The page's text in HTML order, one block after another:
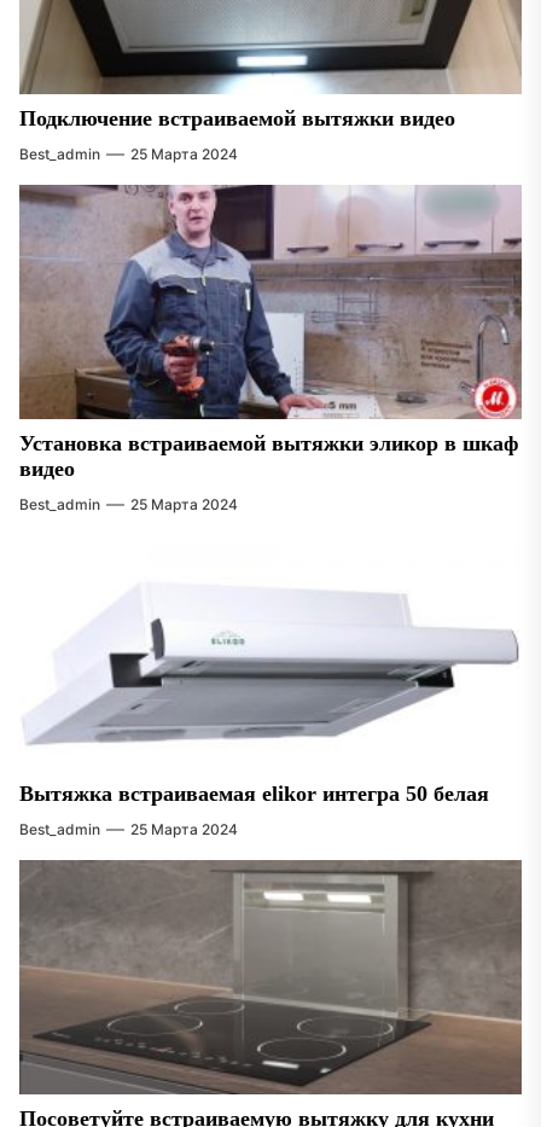
Подключение встраиваемой вытяжки видео
Best_admin 25 Марта 2024
Установка встраиваемой вытяжки эликор в шкаф
видео
Best_admin 25 Марта 2024
Вытяжка встраиваемая elikor интегра 50 белая
Best_admin 25 Марта 2024
Посоветуйте встраиваемую вытяжку для кухни